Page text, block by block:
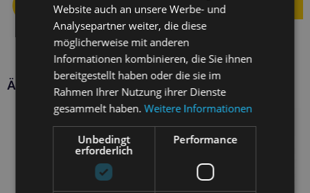
Ähnliche Produkte
Website auch an unsere Werbe- und
Analysepartner weiter, die diese
möglicherweise mit anderen
Informationen kombinieren, die Sie ihnen
bereitgestellt haben oder die sie im
Rahmen Ihrer Nutzung ihrer Dienste
gesammelt haben.Weitere Informationen
Unbedingt
erforderlich
Performance